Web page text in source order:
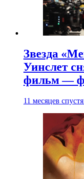
Звезда
Уинслет
фильм —
11 месяцев спустя